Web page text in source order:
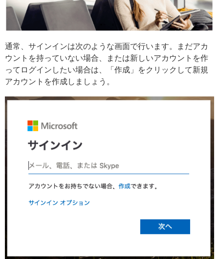
通常、サインインは次のような画面で行います。まだアカ
ウントを持っていない場合、または新しいアカウントを作
ってログインしたい場合は、「作成」をクリックして新規
アカウントを作成しましょう。